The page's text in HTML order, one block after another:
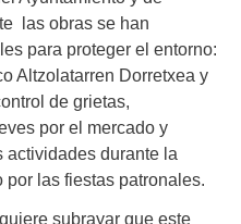
las obras se han
para proteger el entorno:
Altzolatarren Dorretxea y
de grietas,
por el mercado y
actividades durante la
las fiestas patronales.
subrayar que este